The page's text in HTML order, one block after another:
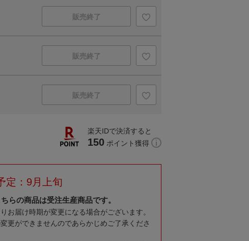
販売終了
販売終了
販売終了
楽天IDで決済すると
150 ポイント獲得
定：9月上旬
ちらの商品は受注生産商品です。
お届け時期が変更になる場合がございます。
更ができませんのであらかじめご了承くださ